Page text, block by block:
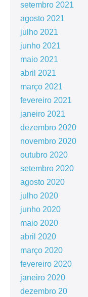
setembro 2021
agosto 2021
julho 2021
junho 2021
maio 2021
abril 2021
março 2021
fevereiro 2021
janeiro 2021
dezembro 2020
novembro 2020
outubro 2020
setembro 2020
agosto 2020
julho 2020
junho 2020
maio 2020
abril 2020
março 2020
fevereiro 2020
janeiro 2020
dezembro 20